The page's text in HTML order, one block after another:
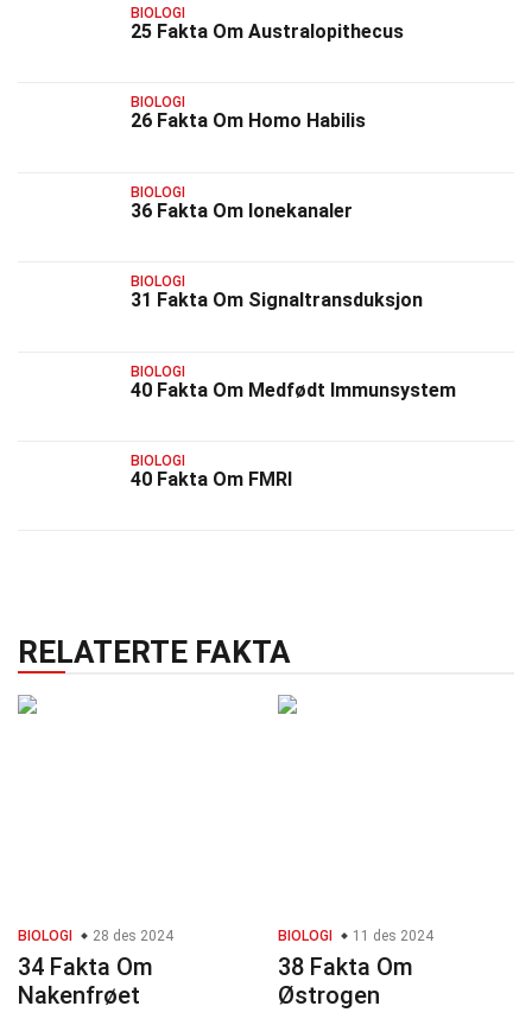
BIOLOGI
25 Fakta Om Australopithecus
BIOLOGI
26 Fakta Om Homo Habilis
BIOLOGI
36 Fakta Om Ionekanaler
BIOLOGI
31 Fakta Om Signaltransduksjon
BIOLOGI
40 Fakta Om Medfødt Immunsystem
BIOLOGI
40 Fakta Om FMRI
RELATERTE FAKTA
BIOLOGI 28 des 2024
34 Fakta Om
Nakenfrøet
BIOLOGI 11 des 2024
38 Fakta Om
Østrogen